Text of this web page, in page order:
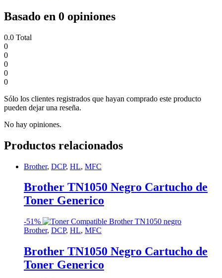
Basado en 0 opiniones
0.0 Total
0
0
0
0
0
Sólo los clientes registrados que hayan comprado este producto
pueden dejar una reseña.
No hay opiniones.
Productos relacionados
Brother, DCP, HL, MFC
Brother TN1050 Negro Cartucho de
Toner Generico
-51%
Brother, DCP, HL, MFC
Brother TN1050 Negro Cartucho de
Toner Generico